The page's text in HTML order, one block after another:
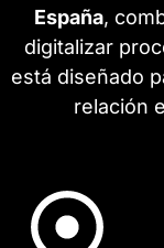
España,
digitalizar
está diseñado
relación